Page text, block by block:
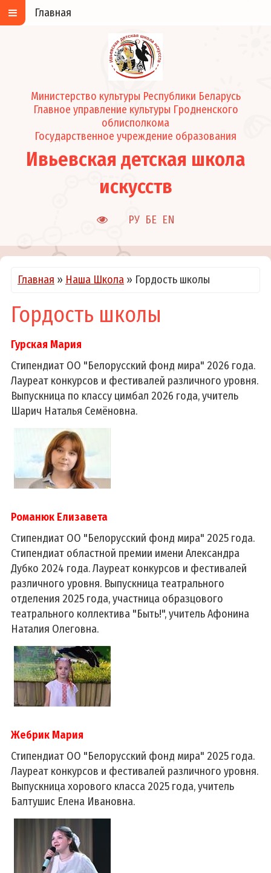
Министерство культуры Республики Беларусь
Главное управление культуры Гродненского
облисполкома
Государственное учреждение образования
Ивьевская детская школа
искусств
РУ БЕ EN
Главная
Главная » Наша Школа » Гордость школы
Гордость школы
Гурская Мария
Стипендиат ОО "Белорусский фонд мира" 2026 года.
Лауреат конкурсов и фестивалей различного уровня.
Выпускница по классу цимбал 2026 года, учитель
Шарич Наталья Семёновна.
Романюк Елизавета
Стипендиат ОО "Белорусский фонд мира" 2025 года.
Стипендиат областной премии имени Александра
Дубко 2024 года. Лауреат конкурсов и фестивалей
различного уровня. Выпускница театрального
отделения 2025 года, участница образцового
театрального коллектива "Быть!", учитель Афонина
Наталия Олеговна.
Жебрик Мария
Стипендиат ОО "Белорусский фонд мира" 2025 года.
Лауреат конкурсов и фестивалей различного уровня.
Выпускница хорового класса 2025 года, учитель
Балтушис Елена Ивановна.